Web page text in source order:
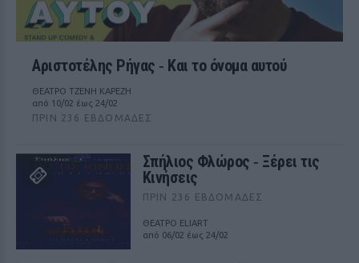
Αριστοτέλης Ρήγας ‑ Kαι το όνομα αυτού
ΘΕΑΤΡΟ ΤΖΕΝΗ ΚΑΡΕΖΗ
από 10/02 έως 24/02
ΠΡΙΝ 236 ΕΒΔΟΜΆΔΕΣ
Σπήλιος Φλώρος ‑ Ξέρει τις
Κινήσεις
ΠΡΙΝ 236 ΕΒΔΟΜΆΔΕΣ
ΘΕΑΤΡΟ ELIART
από 06/02 έως 24/02